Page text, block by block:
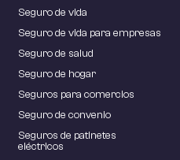
Seguro de vida
Seguro de vida para empresas
Seguro de salud
Seguro de hogar
Seguros para comercios
Seguro de convenio
Seguros de patinetes
eléctricos